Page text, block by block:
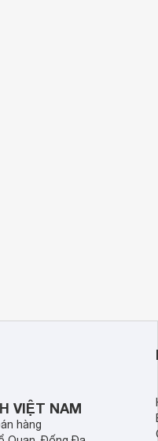
VIỆT NAM
hàng